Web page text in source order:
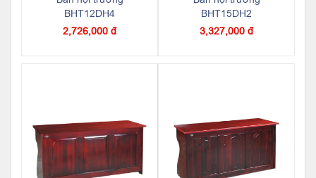
BHT12DH4
2,726,000 đ
BHT15DH2
3,327,000 đ